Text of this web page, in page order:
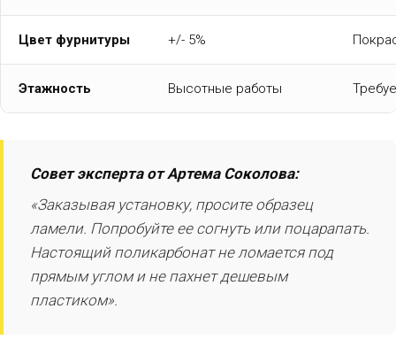
Цвет фурнитуры +/- 5%
Этажность Высотные работы
Совет эксперта от Артема Соколова:
«Заказывая установку, просите образец
ламели. Попробуйте ее согнуть или поцарапать.
Настоящий поликарбонат не ломается под
прямым углом и не пахнет дешевым
пластиком».